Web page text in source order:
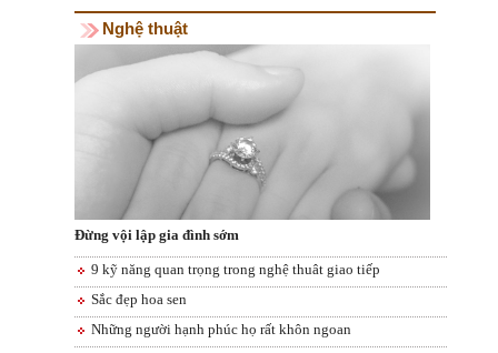
Nghệ thuật
Đừng vội lập gia đình sớm
9 kỹ năng quan trọng trong nghệ thuât giao tiếp
Sắc đẹp hoa sen
Những người hạnh phúc họ rất khôn ngoan